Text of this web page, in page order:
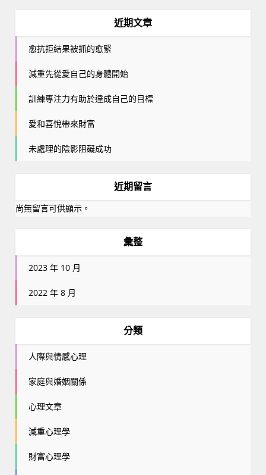
近期文章
愈抗拒結果被抓的愈緊
減重先從愛自己的身體開始
訓練專注力有助於達成自己的目標
愛和喜悅帶來財富
未處理的陰影阻礙成功
近期留言
尚無留言可供顯示。
彙整
2023 年 10 月
2022 年 8 月
分類
人際與情感心理
家庭與婚姻關係
心理文章
減重心理學
財富心理學